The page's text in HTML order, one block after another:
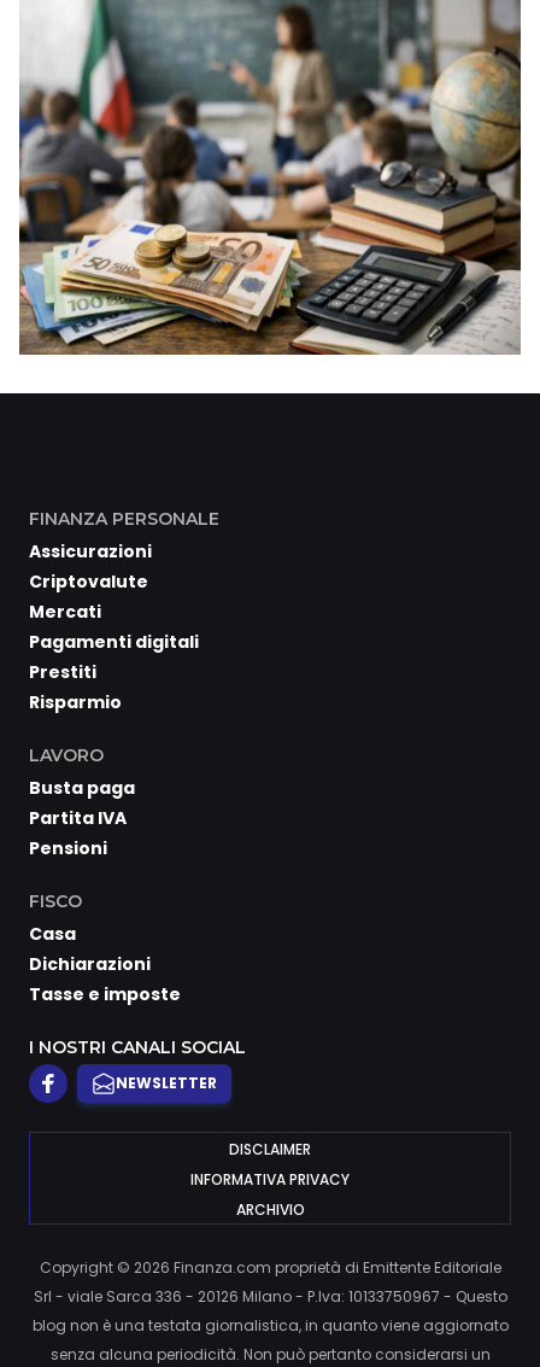
FINANZA PERSONALE
Assicurazioni
Criptovalute
Mercati
Pagamenti digitali
Prestiti
Risparmio
LAVORO
Busta paga
Partita IVA
Pensioni
FISCO
Casa
Dichiarazioni
Tasse e imposte
I NOSTRI CANALI SOCIAL
NEWSLETTER
DISCLAIMER
INFORMATIVA PRIVACY
ARCHIVIO
Copyright © 2026 Finanza.com proprietà di Emittente Editoriale
Srl - viale Sarca 336 - 20126 Milano - P.Iva: 10133750967 - Questo
blog non è una testata giornalistica, in quanto viene aggiornato
senza alcuna periodicità. Non può pertanto considerarsi un